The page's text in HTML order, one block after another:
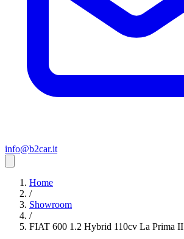
info@b2car.it
Home
/
Showroom
/
FIAT 600 1.2 Hybrid 110cv La Prima II